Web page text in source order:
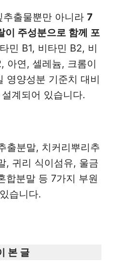
추출물뿐만 아니라 7
이 주성분으로 함께 포
민 B1, 비타민 B2, 비
아연, 셀레늄, 크롬이
영양성분 기준치 대비
계되어 있습니다.
출분말, 치커리뿌리추
, 귀리 식이섬유, 울금
합분말 등 7가지 부원
습니다.
본 글